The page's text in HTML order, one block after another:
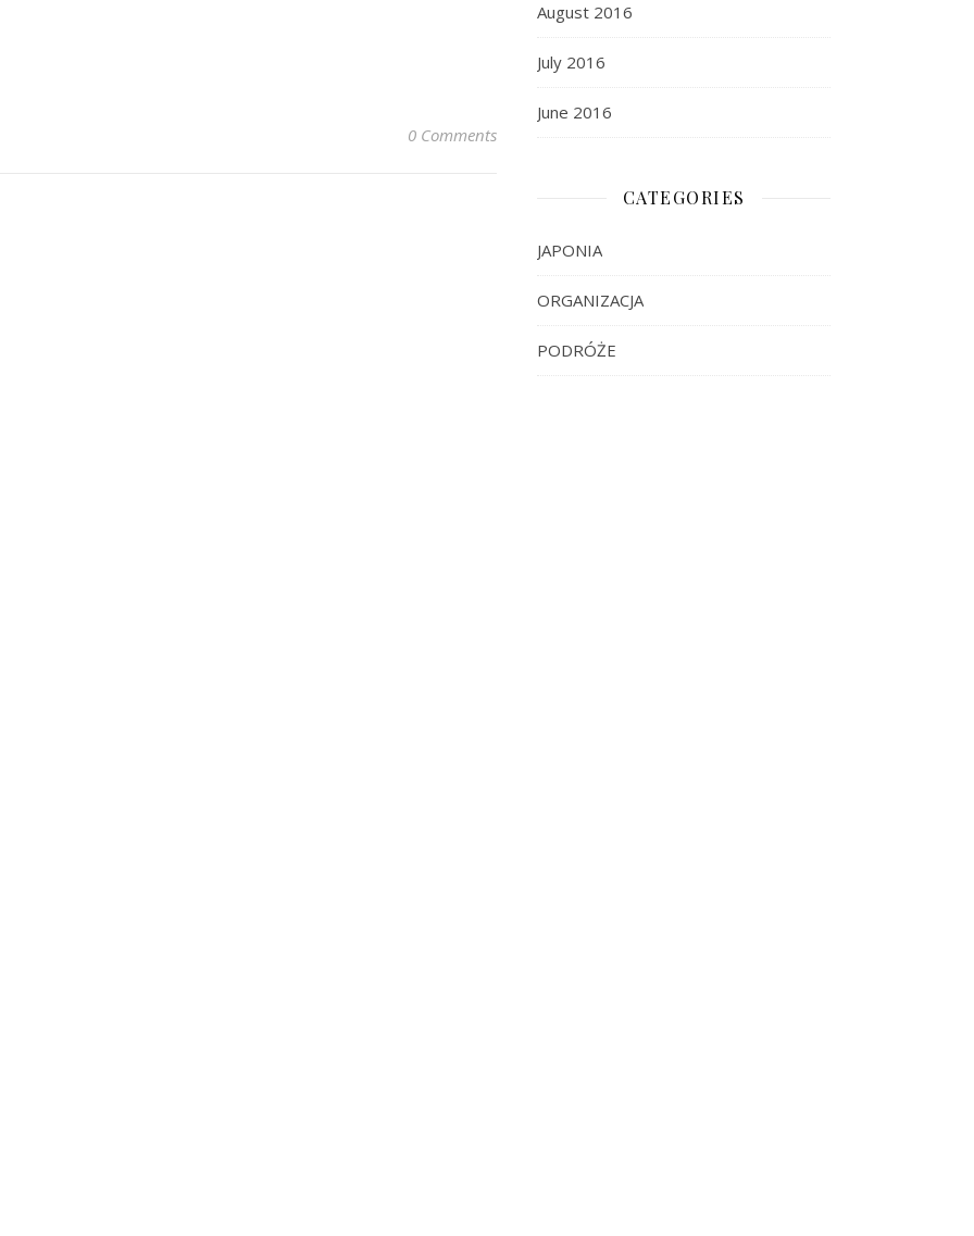
0 Comments
August 2016
July 2016
June 2016
CATEGORIES
JAPONIA
ORGANIZACJA
PODRÓŻE